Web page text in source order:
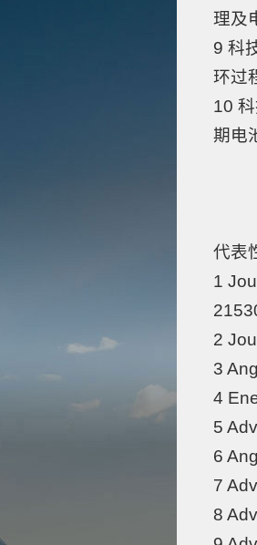
理及
9 科
环过
10
期电
代表
1
2
3
4
5
6
7
8